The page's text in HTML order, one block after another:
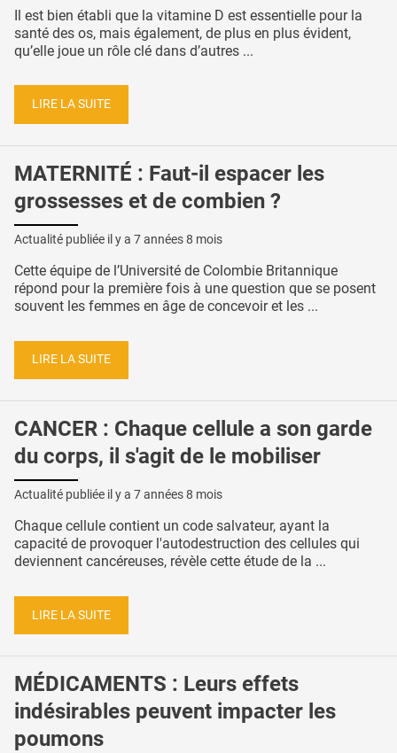
Il est bien établi que la vitamine D est essentielle pour la
santé des os, mais également, de plus en plus évident,
qu’elle joue un rôle clé dans d’autres ...
LIRE LA SUITE
MATERNITÉ : Faut-il espacer les
grossesses et de combien ?
Actualité publiée il y a 7 années 8 mois
Cette équipe de l’Université de Colombie Britannique
répond pour la première fois à une question que se posent
souvent les femmes en âge de concevoir et les ...
LIRE LA SUITE
CANCER : Chaque cellule a son garde
du corps, il s'agit de le mobiliser
Actualité publiée il y a 7 années 8 mois
Chaque cellule contient un code salvateur, ayant la
capacité de provoquer l'autodestruction des cellules qui
deviennent cancéreuses, révèle cette étude de la ...
LIRE LA SUITE
MÉDICAMENTS : Leurs effets
indésirables peuvent impacter les
poumons